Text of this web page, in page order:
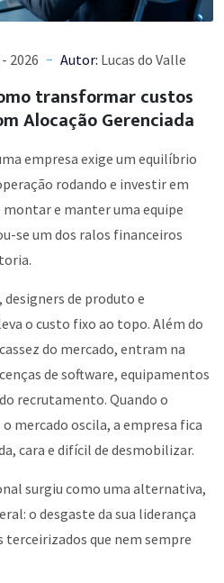
2026 Autor: Lucas do Valle
transformar custos
Alocação Gerenciada
empresa exige um equilíbrio
rodando e investir em
montar e manter uma equipe
se um dos ralos financeiros
de produto e
o custo fixo ao topo. Além do
do mercado, entram na
de software, equipamentos
recrutamento. Quando o
mercado oscila, a empresa fica
cara e difícil de desmobilizar.
surgiu como uma alternativa,
o desgaste da sua liderança
que nem sempre